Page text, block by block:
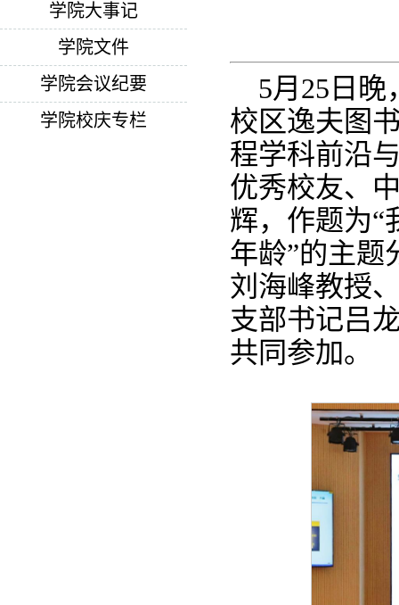
学院大事记
学院文件
学院会议纪要
学院校庆专栏
5月25日
校区逸夫图
程学科前沿
优秀校友、
辉，作题为“
年龄”的主题
刘海峰教授
支部书记吕
共同参加。